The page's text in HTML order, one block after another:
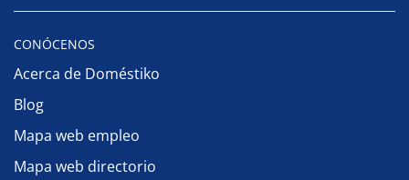
CONÓCENOS
Acerca de Doméstiko
Blog
Mapa web empleo
Mapa web directorio